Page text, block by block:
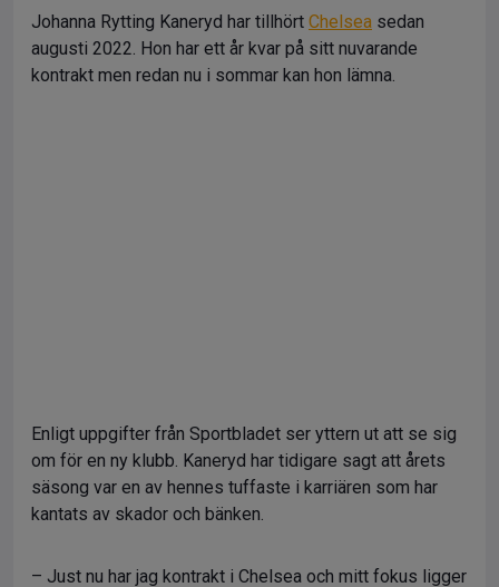
Johanna Rytting Kaneryd har tillhört Chelsea sedan
augusti 2022. Hon har ett år kvar på sitt nuvarande
kontrakt men redan nu i sommar kan hon lämna.
Enligt uppgifter från Sportbladet ser yttern ut att se sig
om för en ny klubb. Kaneryd har tidigare sagt att årets
säsong var en av hennes tuffaste i karriären som har
kantats av skador och bänken.
– Just nu har jag kontrakt i Chelsea och mitt fokus ligger